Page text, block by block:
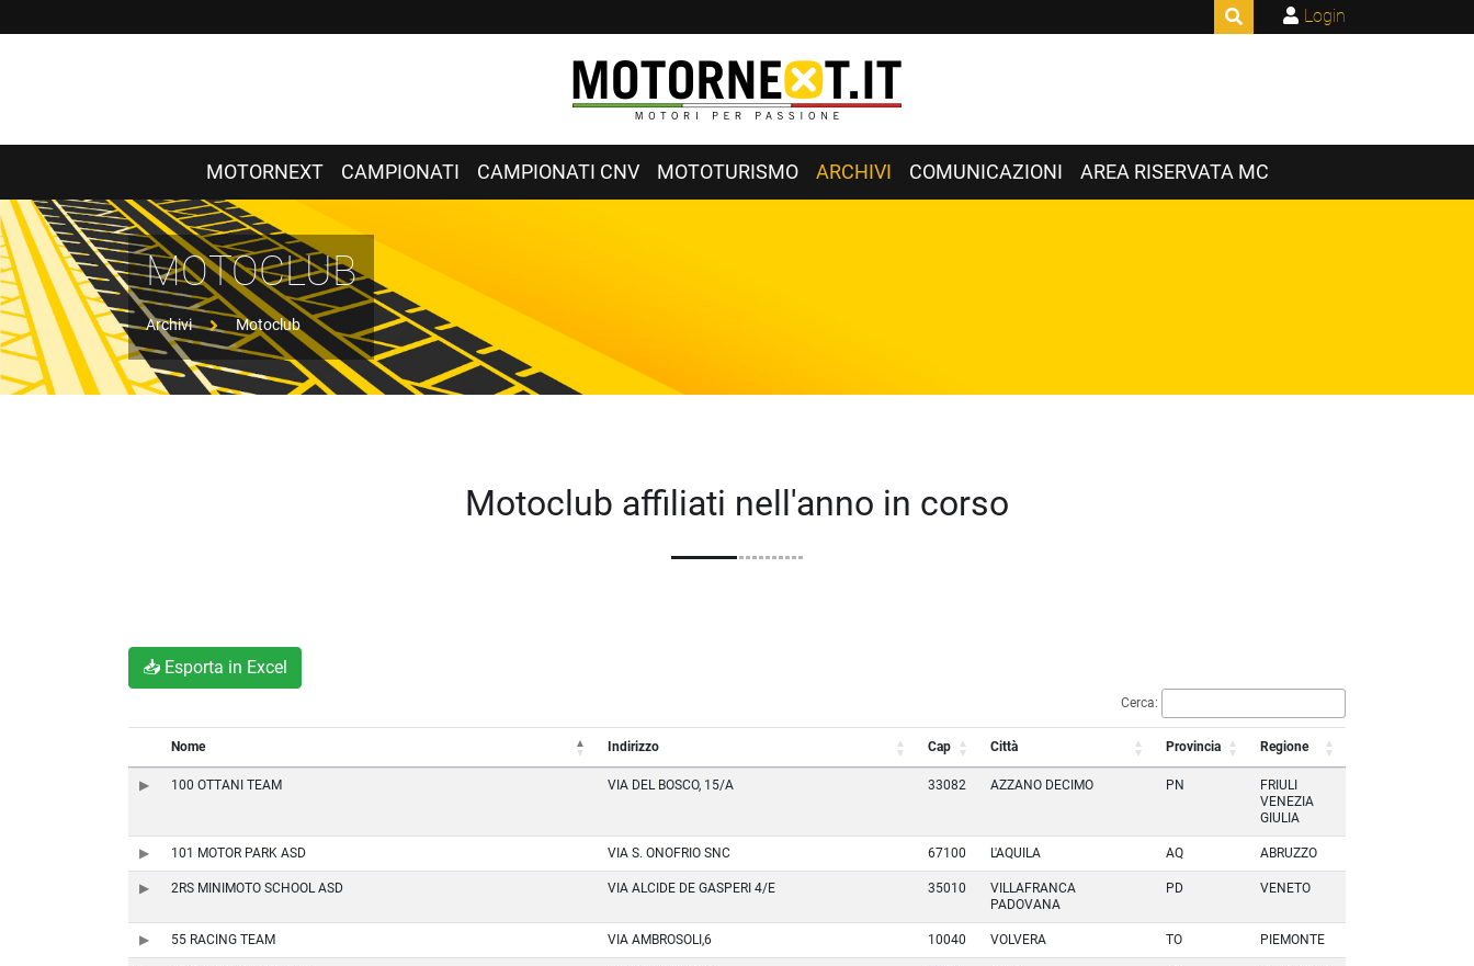
Login
MOTORNEXT CAMPIONATI CAMPIONATI CNV MOTOTURISMO ARCHIVI COMUNICAZIONI AREA RISERVATA MC
MOTOCLUB
Archivi Motoclub
Motoclub affiliati nell'anno in corso
📥 Esporta in Excel
Cerca:
Nome Indirizzo Cap Città Provincia Regione
100 OTTANI TEAM VIA DEL BOSCO, 15/A 33082 AZZANO DECIMO PN
FRIULI
VENEZIA
GIULIA
101 MOTOR PARK ASD VIA S. ONOFRIO SNC 67100 L'AQUILA AQ ABRUZZO
2RS MINIMOTO SCHOOL ASD VIA ALCIDE DE GASPERI 4/E 35010
VILLAFRANCA
PADOVANA
PD VENETO
55 RACING TEAM VIA AMBROSOLI,6 10040 VOLVERA TO PIEMONTE